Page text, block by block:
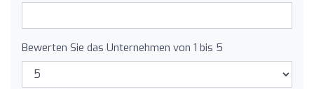
Bewerten Sie das Unternehmen von 1 bis 5